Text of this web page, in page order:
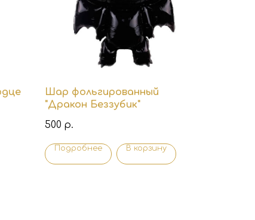
Шар фольгированный
"Дракон Беззубик"
500 р.
Подробнее В корзину